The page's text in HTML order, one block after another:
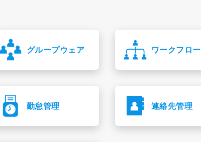
グループウェア ワークフロー
勤怠管理 連絡先管理